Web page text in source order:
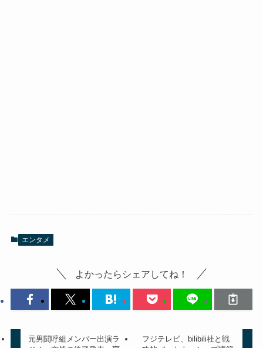
エンタメ
よかったらシェアしてね！
元男闘呼組メンバー出演ラ
フジテレビ、bilibili社と戦